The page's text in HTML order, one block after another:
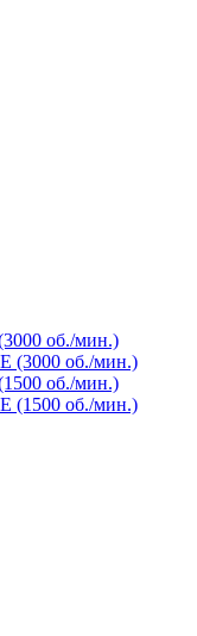
об./мин.)
об./мин.)
об./мин.)
об./мин.)